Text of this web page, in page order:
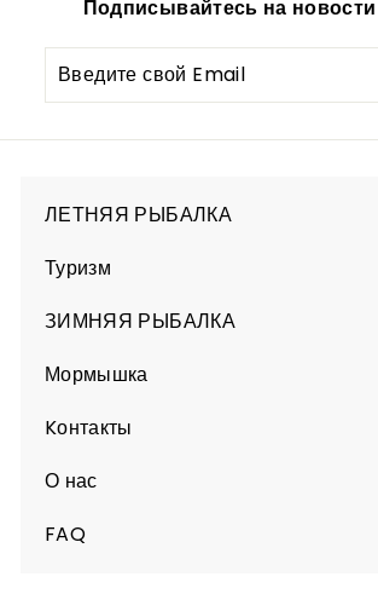
р
у
б
Подписывайтесь на
свой
ЛЕТНЯЯ РЫБАЛКА
Разверните
подменю
Туризм
Разверните
подменю
ЗИМНЯЯ РЫБАЛКА
Разверните
подменю
Мормышка
Разверните
подменю
Kонтакты
О нас
FAQ